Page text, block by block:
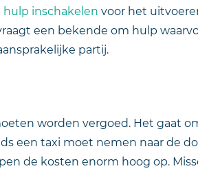
inschakelen voor het
een bekende om hulp
partij.
worden vergoed. Het gaat
een taxi moet nemen naar de
de kosten enorm hoog op.